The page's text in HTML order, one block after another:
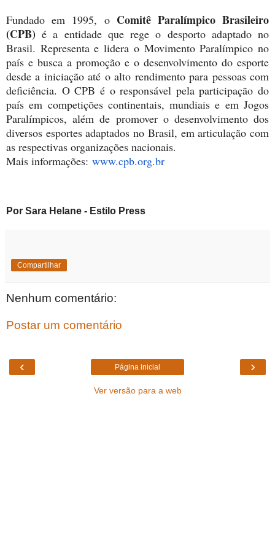
Fundado em 1995, o Comitê Paralímpico Brasileiro
(CPB) é a entidade que rege o desporto adaptado no
Brasil. Representa e lidera o Movimento Paralímpico no
país e busca a promoção e o desenvolvimento do esporte
desde a iniciação até o alto rendimento para pessoas com
deficiência. O CPB é o responsável pela participação do
país em competições continentais, mundiais e em Jogos
Paralímpicos, além de promover o desenvolvimento dos
diversos esportes adaptados no Brasil, em articulação com
as respectivas organizações nacionais.
Mais informações: www.cpb.org.br
Por Sara Helane - Estilo Press
Compartilhar
Nenhum comentário:
Postar um comentário
‹ ›
Página inicial
Ver versão para a web